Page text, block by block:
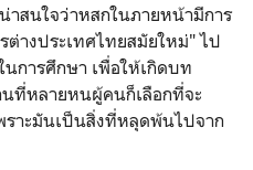
าสนใจว่าหสกในภายหน้ามีการ
างประเทศไทยสมัยใหม่" ไป
การศึกษา เพื่อให้เกิดบท
ที่หลายหนผู้คนก็เลือกที่จะ
ราะมันเป็นสิ่งที่หลุดพ้นไปจาก